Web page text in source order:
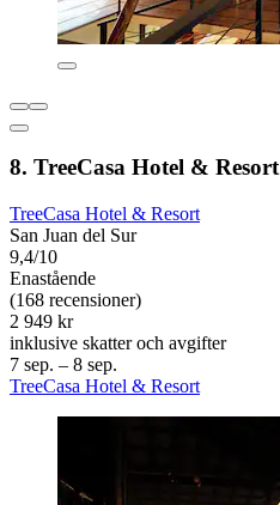
8. TreeCasa Hotel & Resort
TreeCasa Hotel & Resort
San Juan del Sur
9,4/10
Enastående
(168 recensioner)
2 949 kr
inklusive skatter och avgifter
7 sep. – 8 sep.
TreeCasa Hotel & Resort